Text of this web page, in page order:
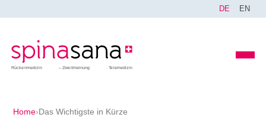
DE EN
Rückenmedizin Zweitmeinung Telemedizin
Home›Das Wichtigste in Kürze